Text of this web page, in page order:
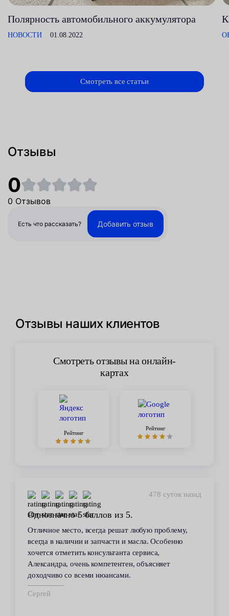
Полярность автомобильного аккумулятора
НОВОСТИ 01.08.2022
Смотреть все статьи
Отзывы
0
0 Отзывов
Есть что рассказать? Добавить отзыв
Отзывы наших клиентов
Смотреть отзывы на онлайн-
картах
Рейтинг
Рейтинг
478 суток назад
5 баллов из 5.
всегда решат любую проблему,
и запчасти и масла. Особенно
консультанта сервиса,
компетентен, объясняет
всеми нюансами.
В течение 6 лет
сервиса. Высокий
автомобилем